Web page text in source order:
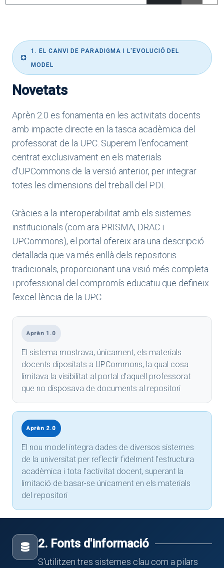
1. EL CANVI DE PARADIGMA I L'EVOLUCIÓ DEL
MODEL
Novetats
Aprèn 2.0 es fonamenta en les activitats docents
amb impacte directe en la tasca acadèmica del
professorat de la UPC. Superem l'enfocament
centrat exclusivament en els materials
d'UPCommons de la versió anterior, per integrar
totes les dimensions del treball del PDI.
Gràcies a la interoperabilitat amb els sistemes
institucionals (com ara PRISMA, DRAC i
UPCommons), el portal ofereix ara una descripció
detallada que va més enllà dels repositoris
tradicionals, proporcionant una visió més completa
i professional del compromís educatiu que defineix
l'excel·lència de la UPC.
Aprèn 1.0
El sistema mostrava, únicament, els materials
docents dipositats a UPCommons, la qual cosa
limitava la visibilitat al portal d'aquell professorat
que no disposava de documents al repositori
Aprèn 2.0
El nou model integra dades de diversos sistemes
de la universitat per reflectir fidelment l'estructura
acadèmica i tota l'activitat docent, superant la
limitació de basar-se únicament en els materials
del repositori
2. Fonts d'informació
S'utilitzen tres sistemes clau com a pilars